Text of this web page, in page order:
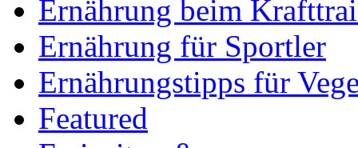
Ernährung beim
Ernährung für Sportler
Ernährungstipps für
Featured